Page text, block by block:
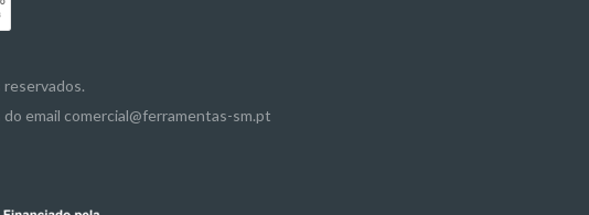
email comercial@ferramentas-sm.pt